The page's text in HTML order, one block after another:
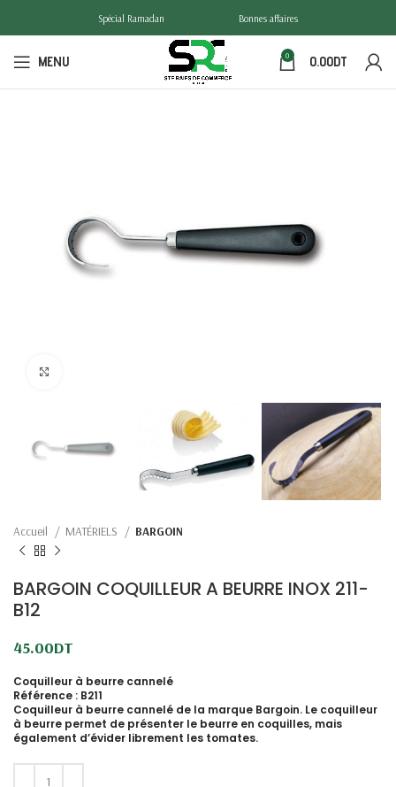
Spécial Ramadan Bonnes affaires
MENU 0 0.00DT
Accueil MATÉRIELS BARGOIN
BARGOIN COQUILLEUR A BEURRE INOX 211-
B12
45.00DT
Coquilleur à beurre cannelé
Référence : B211
Coquilleur à beurre cannelé de la marque Bargoin. Le coquilleur
à beurre permet de présenter le beurre en coquilles, mais
également d’évider librement les tomates.